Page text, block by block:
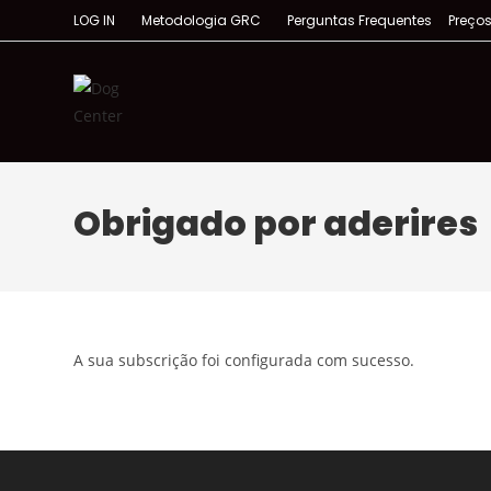
LOG IN Metodologia GRC Perguntas Frequentes Preços
Obrigado por aderires
A sua subscrição foi configurada com sucesso.